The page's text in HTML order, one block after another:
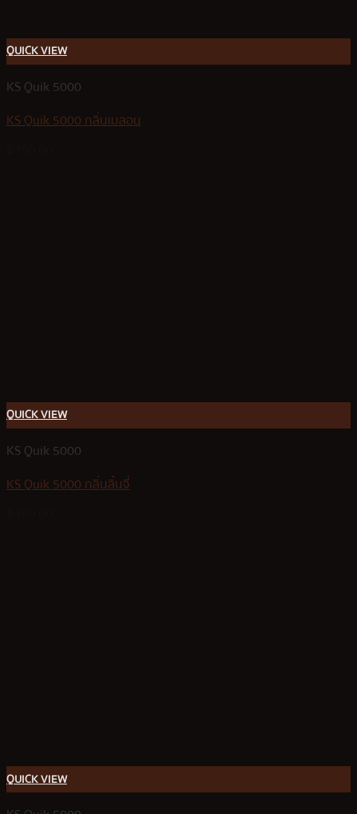
QUICK VIEW
KS Quik 5000
KS Quik 5000 กลิ่นเมลอน
QUICK VIEW
KS Quik 5000
KS Quik 5000 กลิ่นลิ้นจี่
QUICK VIEW